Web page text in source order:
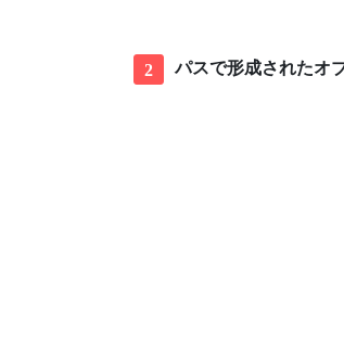
2 パスで形成されたオ